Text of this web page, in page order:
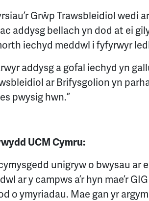
Grŵp Trawsbleidiol wedi
addysg bellach yn dod at ei
iechyd meddwl i fyfyrwyr
addysg a gofal iechyd yn
ar Brifysgolion yn
pwysig hwn.”
UCM Cymru:
unigryw o bwysau ar
ar y campws a’r hyn mae’r
o ymyriadau. Mae gan yr